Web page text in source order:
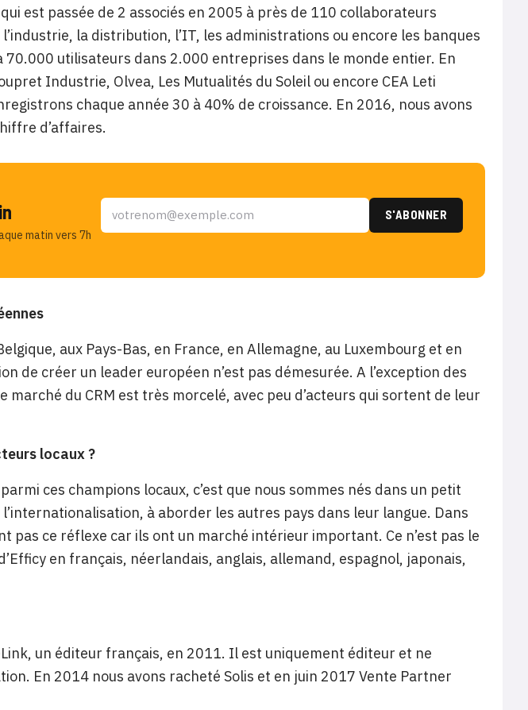
est passée de 2 associés en 2005 à près de 110 collaborateurs
la distribution, l’IT, les administrations ou encore les banques
70.000 utilisateurs dans 2.000 entreprises dans le monde entier. En
Industrie, Olvea, Les Mutualités du Soleil ou encore CEA Leti
chaque année 30 à 40% de croissance. En 2016, nous avons
d’affaires.
matin vers 7h
aux Pays-Bas, en France, en Allemagne, au Luxembourg et en
de créer un leader européen n’est pas démesurée. A l’exception des
du CRM est très morcelé, avec peu d’acteurs qui sortent de leur
locaux ?
ces champions locaux, c’est que nous sommes nés dans un petit
à aborder les autres pays dans leur langue. Dans
pas ce réflexe car ils ont un marché intérieur important. Ce n’est pas le
en français, néerlandais, anglais, allemand, espagnol, japonais,
un éditeur français, en 2011. Il est uniquement éditeur et ne
En 2014 nous avons racheté Solis et en juin 2017 Vente Partner